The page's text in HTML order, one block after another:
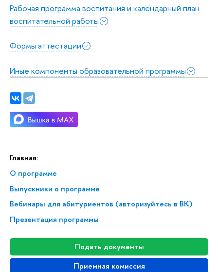
Главная:
О программе
Выпускники о программе
Вебинары для абитуриентов (авторизуйтесь в ВК)
Презентация программы
Подать документы
Приемная комиссия
Рабочая программа воспитания и календарный план
воспитательной работы
Формы аттестации
Иные компоненты образовательной программы